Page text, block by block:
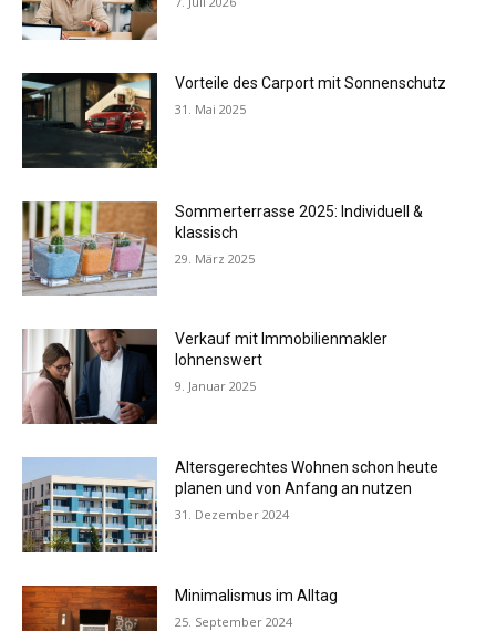
Vorteile des Carport mit Sonnenschutz
31. Mai 2025
Sommerterrasse 2025: Individuell &
klassisch
29. März 2025
Verkauf mit Immobilienmakler
lohnenswert
9. Januar 2025
Altersgerechtes Wohnen schon heute
planen und von Anfang an nutzen
31. Dezember 2024
Minimalismus im Alltag
25. September 2024